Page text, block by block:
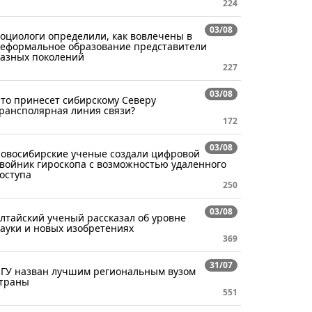
224
03/08
определили, как вовлечены в
образование представители
поколений
227
03/08
принесет сибирскому Северу
линия связи?
172
03/08
ученые создали цифровой
гироскопа с возможностью удаленного
250
03/08
ученый рассказал об уровне
и новых изобретениях
369
31/07
назван лучшим региональным вузом
551